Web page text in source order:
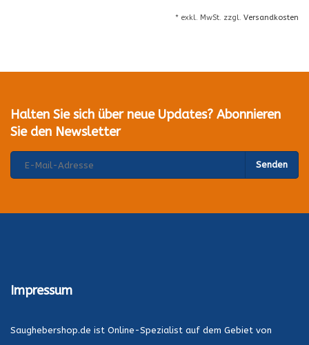
* exkl. MwSt. zzgl. Versandkosten
Halten Sie sich über neue Updates? Abonnieren
Sie den Newsletter
Senden
Impressum
Saughebershop.de ist Online-Spezialist auf dem Gebiet von